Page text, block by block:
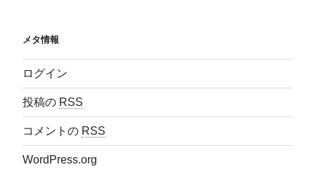
c
e
b
o
o
k
メタ情報
ログイン
投稿の RSS
コメントの RSS
WordPress.org